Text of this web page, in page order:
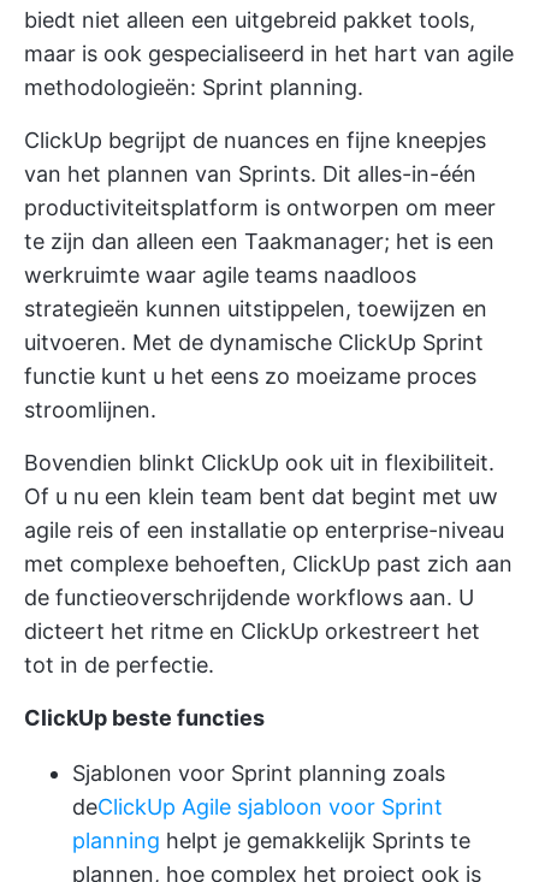
biedt niet alleen een uitgebreid pakket tools,
maar is ook gespecialiseerd in het hart van agile
methodologieën: Sprint planning.
ClickUp begrijpt de nuances en fijne kneepjes
van het plannen van Sprints. Dit alles-in-één
productiviteitsplatform is ontworpen om meer
te zijn dan alleen een Taakmanager; het is een
werkruimte waar agile teams naadloos
strategieën kunnen uitstippelen, toewijzen en
uitvoeren. Met de dynamische ClickUp Sprint
functie kunt u het eens zo moeizame proces
stroomlijnen.
Bovendien blinkt ClickUp ook uit in flexibiliteit.
Of u nu een klein team bent dat begint met uw
agile reis of een installatie op enterprise-niveau
met complexe behoeften, ClickUp past zich aan
de functieoverschrijdende workflows aan. U
dicteert het ritme en ClickUp orkestreert het
tot in de perfectie.
ClickUp beste functies
Sjablonen voor Sprint planning zoals
deClickUp Agile sjabloon voor Sprint
planning helpt je gemakkelijk Sprints te
plannen, hoe complex het project ook is